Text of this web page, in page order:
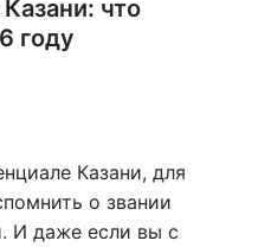
что
году
Казани, для
о звании
И даже если вы с